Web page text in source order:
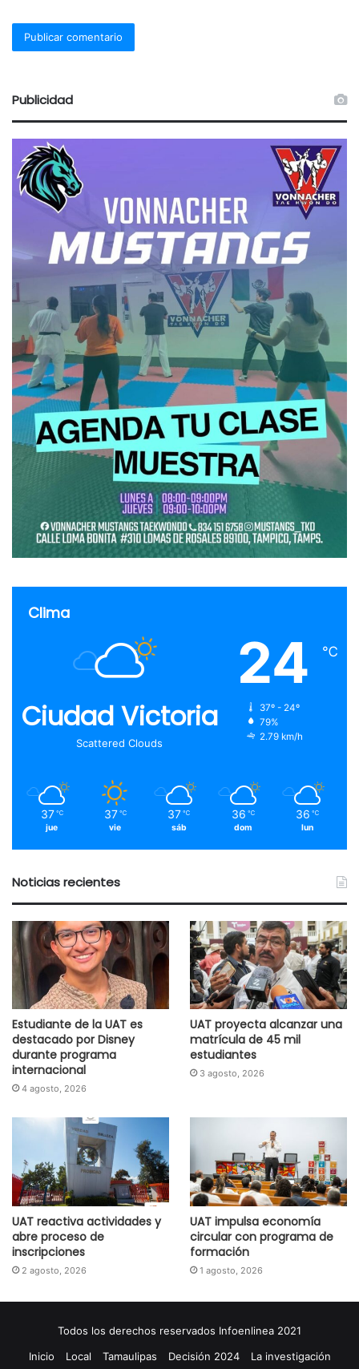
Publicidad
Clima
Ciudad Victoria
Scattered Clouds
24 ℃
37º - 24º
79%
2.79 km/h
37 ℃
jue
37 ℃
vie
37 ℃
sáb
36 ℃
dom
36 ℃
lun
Noticias recientes
Estudiante de la UAT es
destacado por Disney
durante programa
internacional
4 agosto, 2026
UAT proyecta alcanzar una
matrícula de 45 mil
estudiantes
3 agosto, 2026
UAT reactiva actividades y
abre proceso de
inscripciones
2 agosto, 2026
UAT impulsa economía
circular con programa de
formación
1 agosto, 2026
Todos los derechos reservados Infoenlinea 2021
Inicio
Local Tamaulipas Decisión 2024 La investigación